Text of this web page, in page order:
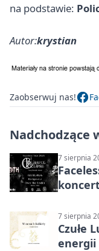
na podstawie:
Autor:krystian
Zaobserwuj nas!
Nadchodzące
7 sierpnia
7 sierpnia
Czułe
energii